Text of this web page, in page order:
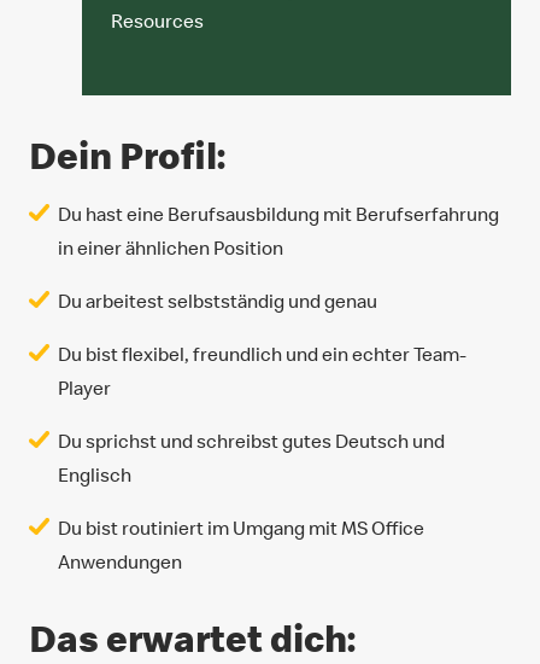
Resources
Dein Profil:
Du hast eine Berufsausbildung mit Berufserfahrung
in einer ähnlichen Position
Du arbeitest selbstständig und genau
Du bist flexibel, freundlich und ein echter Team-
Player
Du sprichst und schreibst gutes Deutsch und
Englisch
Du bist routiniert im Umgang mit MS Office
Anwendungen
Das erwartet dich: